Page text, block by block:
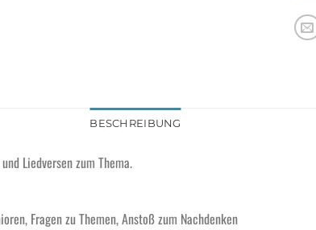
BESCHREIBUNG
Liedversen zum Thema.
Fragen zu Themen, Anstoß zum Nachdenken